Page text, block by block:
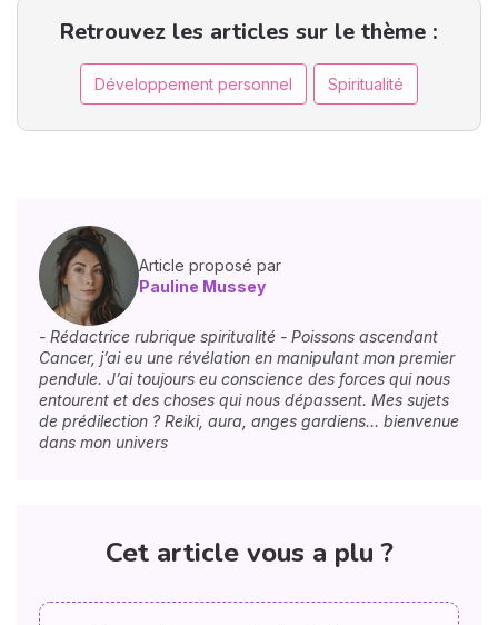
Retrouvez les articles sur le thème :
Développement personnel Spiritualité
Article proposé par
Pauline Mussey
- Rédactrice rubrique spiritualité - Poissons ascendant
Cancer, j’ai eu une révélation en manipulant mon premier
pendule. J’ai toujours eu conscience des forces qui nous
entourent et des choses qui nous dépassent. Mes sujets
de prédilection ? Reiki, aura, anges gardiens… bienvenue
dans mon univers
Cet article vous a plu ?